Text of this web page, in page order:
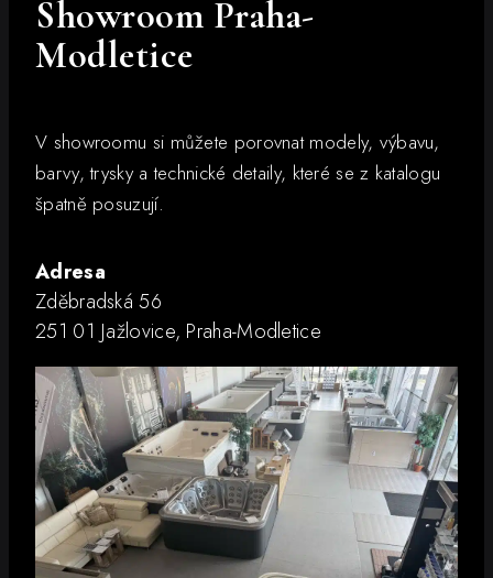
Showroom Praha-
Modletice
V showroomu si můžete porovnat modely, výbavu,
barvy, trysky a technické detaily, které se z katalogu
špatně posuzují.
Adresa
Zděbradská 56
251 01 Jažlovice, Praha-Modletice